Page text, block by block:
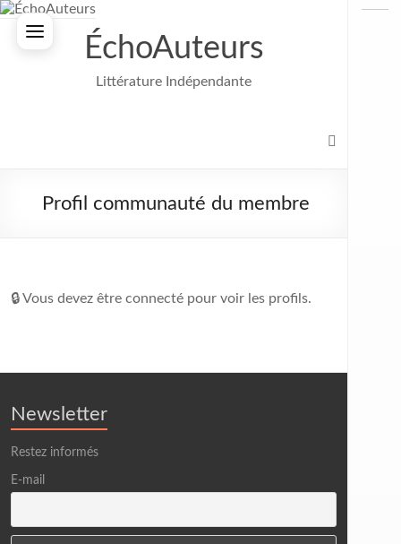
Aller
ÉchoAuteurs
Littérature Indépendante
Profil communauté du membre
🔒 Vous devez être connecté pour voir les profils.
Newsletter
Restez informés
E-mail